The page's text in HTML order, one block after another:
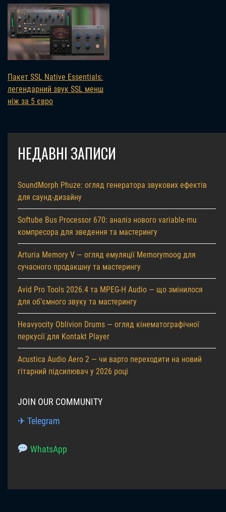
Пакет SSL Native Essentials:
легендарний звук SSL менш
ніж за 5 євро
НЕДАВНІ ЗАПИСИ
SoundMorph Phuze: огляд генератора звукових ефектів
для саунд-дизайну
Softube Bus Processor 670: аналіз нового variable-mu
компресора для зведення та мастерингу
Arturia Memory V — огляд емуляції Memorymoog для
сучасного продакшну та мастерингу
Avid Pro Tools 2026.4 та MPEG-H Audio — що змінилося
для об’ємного звуку та мастерингу
Heavyocity Oblivion Drums — огляд кінематографічної
перкусії для Kontakt Player
Acustica Audio Aero 2 — чи варто переходити на новий
гітарний підсилювач у 2026 році
JOIN OUR COMMUNITY
✈ Telegram
WhatsApp